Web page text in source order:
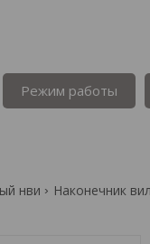
Режим работы
нви